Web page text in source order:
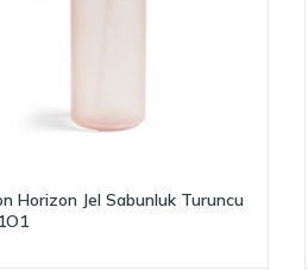
Horizon Jel Sabunluk Turuncu